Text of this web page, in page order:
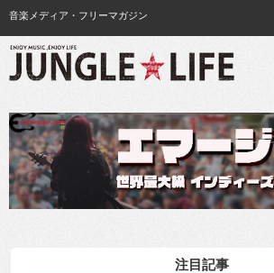
音楽メディア・フリーマガジン
注目記事